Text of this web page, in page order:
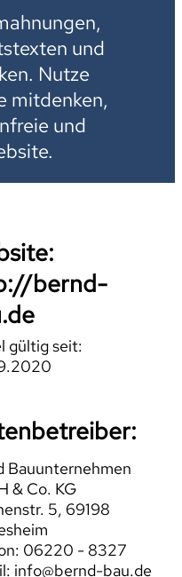
und
Nutze
mitdenken,
und
bernd-
gültig seit:
Bauunternehmen
& Co. KG
5, 69198
06220 - 8327
info@bernd-bau.de